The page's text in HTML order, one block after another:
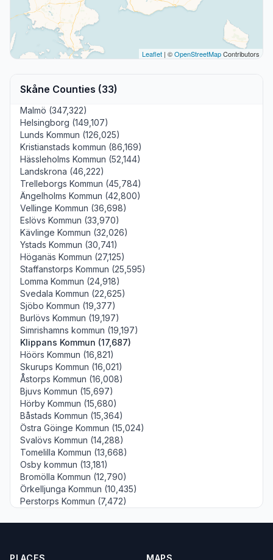
Leaflet | ©OpenStreetMapContributors
Skåne Counties (33)
Malmö (347,322)
Helsingborg (149,107)
Lunds Kommun (126,025)
Kristianstads kommun (86,169)
Hässleholms Kommun (52,144)
Landskrona (46,222)
Trelleborgs Kommun (45,784)
Ängelholms Kommun (42,800)
Vellinge Kommun (36,698)
Eslövs Kommun (33,970)
Kävlinge Kommun (32,026)
Ystads Kommun (30,741)
Höganäs Kommun (27,125)
Staffanstorps Kommun (25,595)
Lomma Kommun (24,918)
Svedala Kommun (22,625)
Sjöbo Kommun (19,377)
Burlövs Kommun (19,197)
Simrishamns kommun (19,197)
Klippans Kommun (17,687)
Höörs Kommun (16,821)
Skurups Kommun (16,021)
Åstorps Kommun (16,008)
Bjuvs Kommun (15,697)
Hörby Kommun (15,680)
Båstads Kommun (15,364)
Östra Göinge Kommun (15,024)
Svalövs Kommun (14,288)
Tomelilla Kommun (13,668)
Osby kommun (13,181)
Bromölla Kommun (12,790)
Örkelljunga Kommun (10,435)
Perstorps Kommun (7,472)
PLACES MAPS